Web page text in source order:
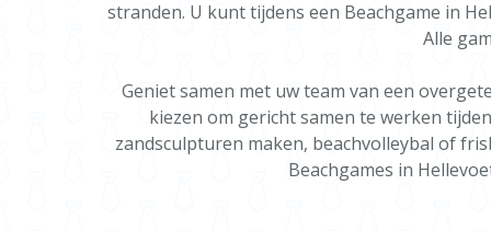
stranden. U kunt tijdens een Beachgame in
Alle
Geniet samen met uw team van een
kiezen om gericht samen te werken
zandsculpturen maken, beachvolleybal of
Beachgames in